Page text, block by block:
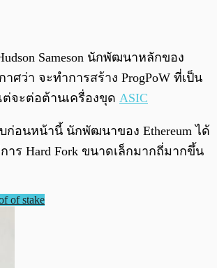
Sameson นักพัฒนาหลักของ
าศว่า จะทำการสร้าง ProgPoW ที่เป็น
ต่จะต่อต้านเครื่องขุด ASIC
ก่อนหน้านี้ นักพัฒนาของ Ethereum ได้
าร Hard Fork ขนาดเล็กมากถี่มากขึ้น
of stake